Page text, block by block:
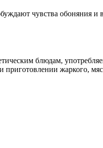
чувства обоняния и
блюдам,
приготовлении жаркого,